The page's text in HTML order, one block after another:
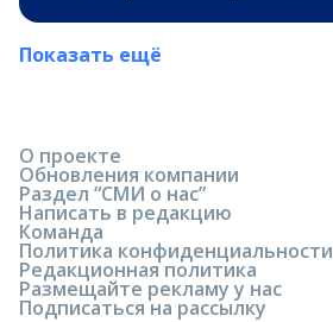
Показать ещё
О проекте
Обновления компании
Раздел “СМИ о нас”
Написать в редакцию
Команда
Политика конфиденциальности
Редакционная политика
Размещайте рекламу у нас
Подписаться на рассылку